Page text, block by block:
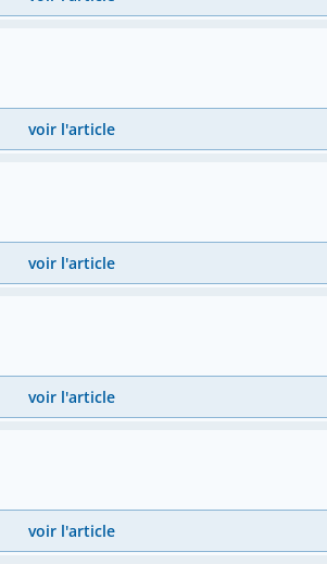
voir l'article
voir l'article
voir l'article
voir l'article